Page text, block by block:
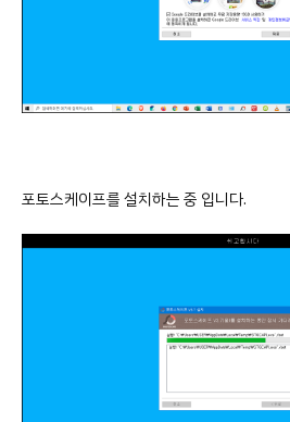
포토스케이프를 설치하는 중 입니다.